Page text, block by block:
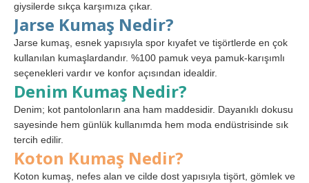
giysilerde sıkça karşımıza çıkar.
Jarse Kumaş Nedir?
Jarse kumaş, esnek yapısıyla spor kıyafet ve tişörtlerde en çok
kullanılan kumaşlardandır. %100 pamuk veya pamuk-karışımlı
seçenekleri vardır ve konfor açısından idealdir.
Denim Kumaş Nedir?
Denim; kot pantolonların ana ham maddesidir. Dayanıklı dokusu
sayesinde hem günlük kullanımda hem moda endüstrisinde sık
tercih edilir.
Koton Kumaş Nedir?
Koton kumaş, nefes alan ve cilde dost yapısıyla tişört, gömlek ve